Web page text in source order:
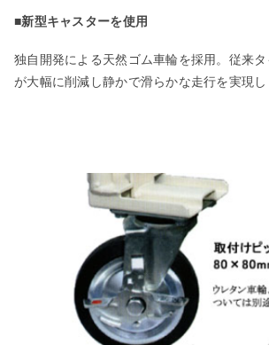
■新型キャスターを使用
独自開発による天然ゴム車輪を採用。従来
が大幅に削減し静かで滑らかな走行を実現し